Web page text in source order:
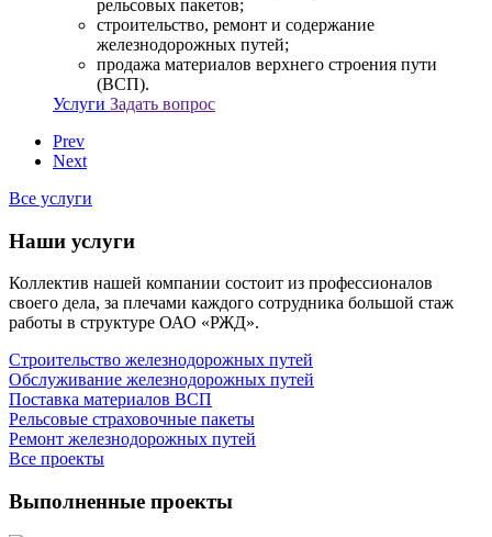
рельсовых пакетов;
строительство, ремонт и содержание
железнодорожных путей;
продажа материалов верхнего строения пути
(ВСП).
Услуги Задать вопрос
Prev
Next
Все услуги
Наши услуги
Коллектив нашей компании состоит из профессионалов
своего дела, за плечами каждого сотрудника большой стаж
работы в структуре ОАО «РЖД».
Строительство железнодорожных путей
Обслуживание железнодорожных путей
Поставка материалов ВСП
Рельсовые страховочные пакеты
Ремонт железнодорожных путей
Все проекты
Выполненные проекты